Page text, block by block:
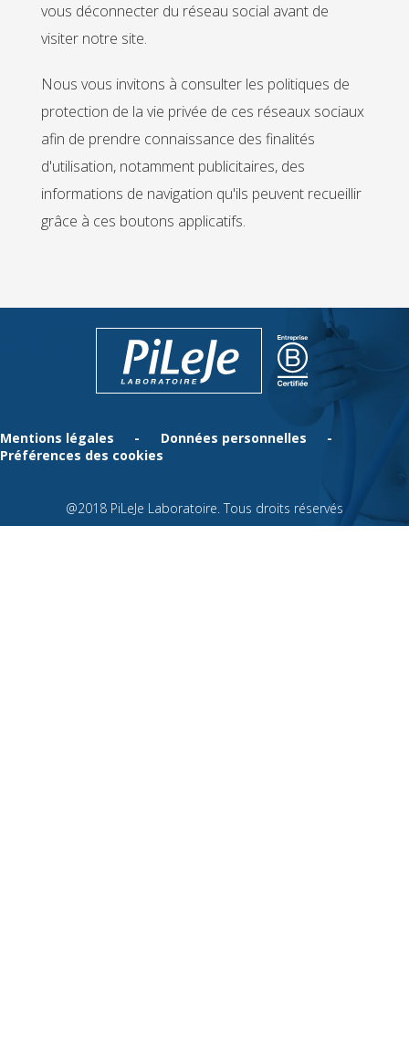
vous déconnecter du réseau social avant de
visiter notre site.
Nous vous invitons à consulter les politiques de
protection de la vie privée de ces réseaux sociaux
afin de prendre connaissance des finalités
d'utilisation, notamment publicitaires, des
informations de navigation qu'ils peuvent recueillir
grâce à ces boutons applicatifs.
Mentions légales
Données personnelles
Préférences des cookies
@2018 PiLeJe Laboratoire. Tous droits réservés